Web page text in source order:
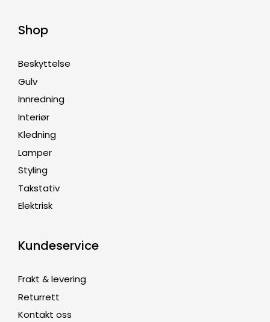
Shop
Beskyttelse
Gulv
Innredning
Interiør
Kledning
Lamper
Styling
Takstativ
Elektrisk
Kundeservice
Frakt & levering
Returrett
Kontakt oss